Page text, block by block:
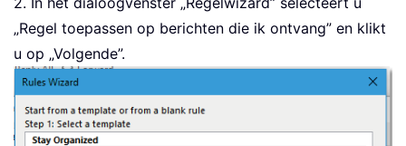
„Regel toepassen op berichten die ik ontvang” en klikt
u op „Volgende”.